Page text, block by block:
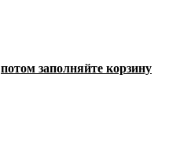
потом заполняйте корзину